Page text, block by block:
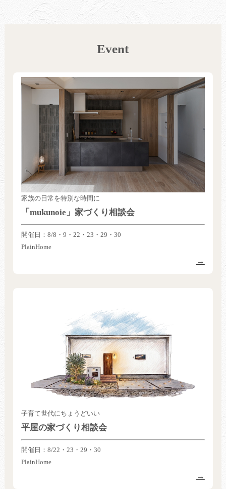
Event
家族の日常を特別な時間に
「mukunoie」家づくり相談会
開催日：8/8・9・22・23・29・30
PlainHome
→
子育て世代にちょうどいい
平屋の家づくり相談会
開催日：8/22・23・29・30
PlainHome
→